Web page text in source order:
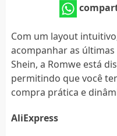
Com um layout
acompanhar as
Shein, a Romwe está
permitindo que você
compra prática e
AliExpress